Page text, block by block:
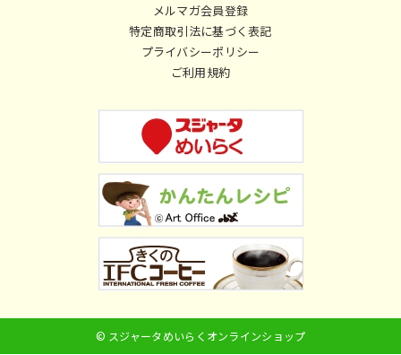
メルマガ会員登録
特定商取引法に基づく表記
プライバシーポリシー
ご利用規約
© スジャータめいらくオンラインショップ